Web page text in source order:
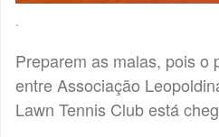
.
Preparem as malas, pois o
entre Associação
Lawn Tennis Club está